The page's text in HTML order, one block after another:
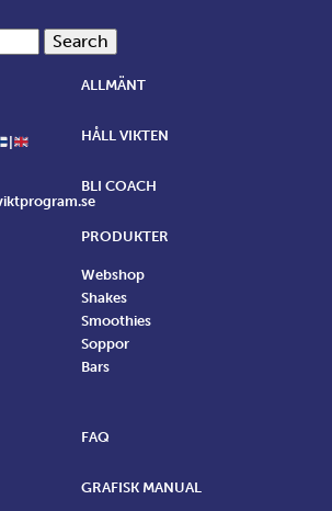
ALLMÄNT
HÅLL VIKTEN
BLI COACH
PRODUKTER
Webshop
Shakes
Smoothies
Soppor
Bars
FAQ
GRAFISK MANUAL